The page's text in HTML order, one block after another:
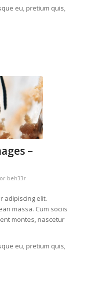
eu, pretium quis,
–
beh33r
adipiscing elit.
massa. Cum sociis
montes, nascetur
eu, pretium quis,